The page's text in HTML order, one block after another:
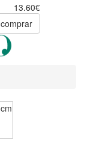
13.60€
comprar